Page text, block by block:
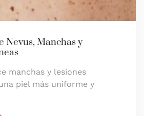
Nevus, Manchas y
manchas y lesiones
piel más uniforme y